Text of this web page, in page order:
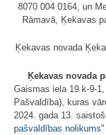
8070 004 0164, un
Rāmavā, Ķekavas
Ķekavas novada
Ķekavas novada
Gaismas iela 19 k-9-
Pašvaldība), kuras
2024. gada 13.
pašvaldības nolikums"